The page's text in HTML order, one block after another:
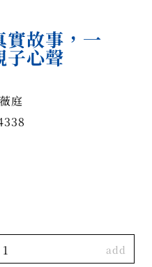
實故事，一
子心聲
庭
add